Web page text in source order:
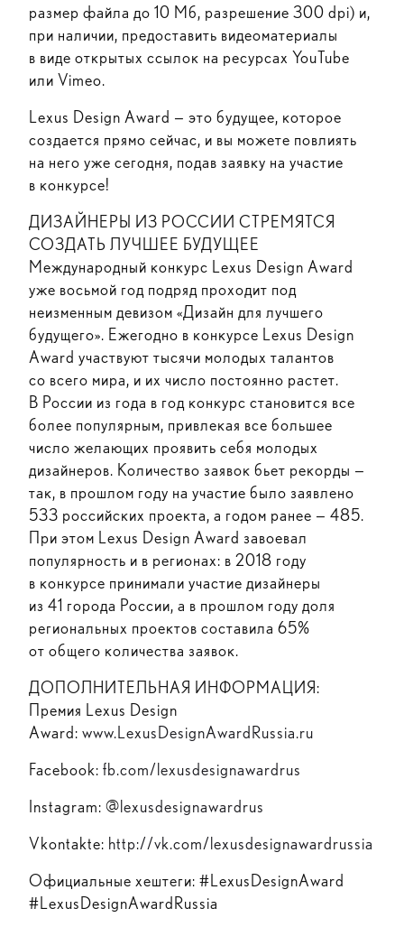
размер файла до 10 Мб, разрешение 300 dpi) и,
при наличии, предоставить видеоматериалы
в виде открытых ссылок на ресурсах YouTube
или Vimeo.
Lexus Design Award — это будущее, которое
создается прямо сейчас, и вы можете повлиять
на него уже сегодня, подав заявку на участие
в конкурсе!
ДИЗАЙНЕРЫ ИЗ РОССИИ СТРЕМЯТСЯ
СОЗДАТЬ ЛУЧШЕЕ БУДУЩЕЕ
Международный конкурс Lexus Design Award
уже восьмой год подряд проходит под
неизменным девизом «Дизайн для лучшего
будущего». Ежегодно в конкурсе Lexus Design
Award участвуют тысячи молодых талантов
со всего мира, и их число постоянно растет.
В России из года в год конкурс становится все
более популярным, привлекая все большее
число желающих проявить себя молодых
дизайнеров. Количество заявок бьет рекорды —
так, в прошлом году на участие было заявлено
533 российских проекта, а годом ранее — 485.
При этом Lexus Design Award завоевал
популярность и в регионах: в 2018 году
в конкурсе принимали участие дизайнеры
из 41 города России, а в прошлом году доля
региональных проектов составила 65%
от общего количества заявок.
ДОПОЛНИТЕЛЬНАЯ ИНФОРМАЦИЯ:
Премия Lexus Design
Award: www.LexusDesignAwardRussia.ru
Facebook: fb.com/lexusdesignawardrus
Instagram: @ lexusdesignawardrus
Vkontakte: http://vk.com/lexusdesignawardrussia
Официальные хештеги: #LexusDesignAward
#LexusDesignAwardRussia